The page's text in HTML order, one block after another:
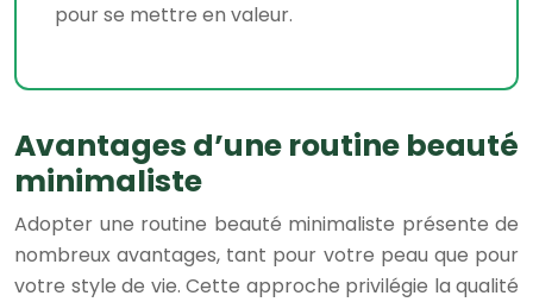
pour se mettre en valeur.
Avantages d’une routine beauté
minimaliste
Adopter une routine beauté minimaliste présente de
nombreux avantages, tant pour votre peau que pour
votre style de vie. Cette approche privilégie la qualité